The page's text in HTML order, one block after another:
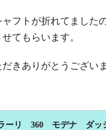
フトが折れてました
てもらいます。
きありがとうございま
ーリ 360 モデナ ダッ